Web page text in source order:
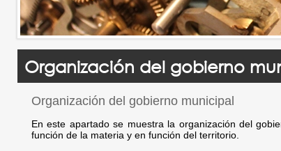
Organización del gobierno
Organización del gobierno municipal
En este apartado se muestra la organización del
función de la materia y en función del territorio.